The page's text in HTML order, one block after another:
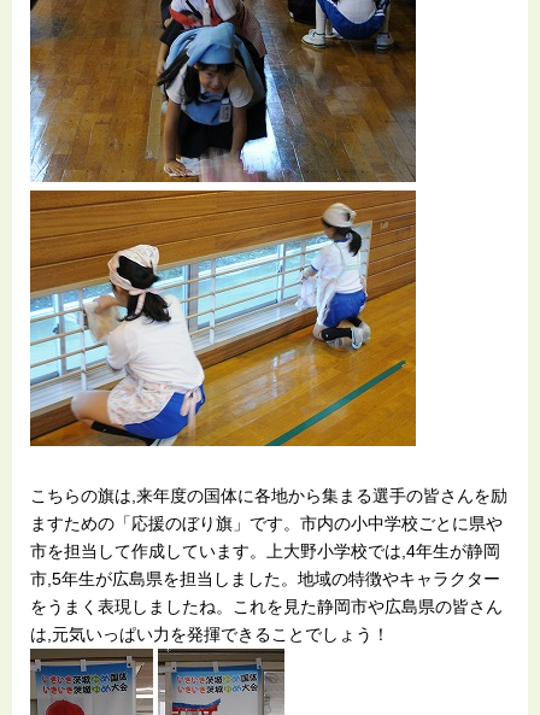
こちらの旗は,来年度の国体に各地から集まる選手の皆さんを励
ますための「応援のぼり旗」です。市内の小中学校ごとに県や
市を担当して作成しています。上大野小学校では,4年生が静岡
市,5年生が広島県を担当しました。地域の特徴やキャラクター
をうまく表現しましたね。これを見た静岡市や広島県の皆さん
は,元気いっぱい力を発揮できることでしょう！